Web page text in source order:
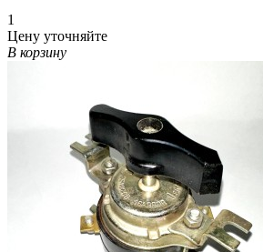
1
Цену уточняйте
В корзину